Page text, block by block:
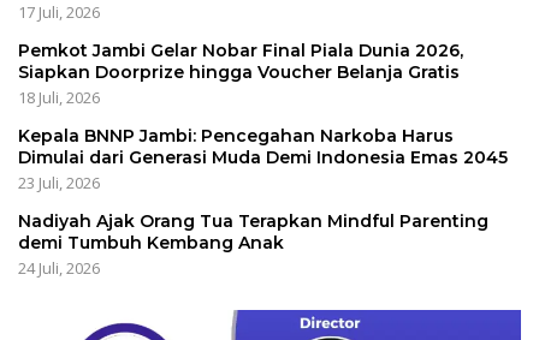
17 Juli, 2026
Pemkot Jambi Gelar Nobar Final Piala Dunia 2026,
Siapkan Doorprize hingga Voucher Belanja Gratis
18 Juli, 2026
Kepala BNNP Jambi: Pencegahan Narkoba Harus
Dimulai dari Generasi Muda Demi Indonesia Emas 2045
23 Juli, 2026
Nadiyah Ajak Orang Tua Terapkan Mindful Parenting
demi Tumbuh Kembang Anak
24 Juli, 2026